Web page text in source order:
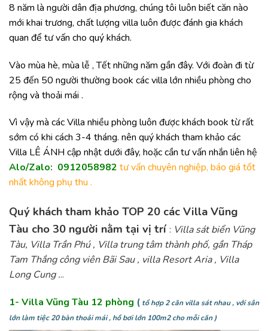
8 năm là người dân địa phương, chúng tôi luôn biết căn nào
mới khai trương, chất lượng villa luôn được đánh gia khách
quan để tư vấn cho quý khách.
Vào mùa hè, mùa lễ , Tết những năm gần đây. Với đoàn đi từ
25 đến 50 người thường book các villa lớn nhiều phòng cho
rộng và thoải mái .
Vì vậy mà các Villa nhiều phòng luôn được khách book từ rất
sớm có khi cách 3-4 tháng. nên quý khách tham khảo các
Villa LÊ ÁNH cập nhật dưới đây, hoặc cần tư vấn nhắn liên hệ
Alo/Zalo: 0912058982 tư vấn chuyên nghiệp, báo giá tốt
nhất không phụ thu .
Quý khách tham khảo TOP 20 các Villa Vũng
Tàu cho 30 người nằm tại vị trí : Villa sát biển Vũng
Tàu, Villa Trần Phú , Villa trung tâm thành phố, gần Tháp
Tam Thắng công viên Bãi Sau , villa Resort Aria , Villa
Long Cung ...
1- Villa Vũng Tàu 12 phòng ( tổ hợp 2 căn villa sát nhau , với sân
lớn làm tiệc 20 bàn thoải mái , hồ bơi lớn 100m2 cho mỗi căn )